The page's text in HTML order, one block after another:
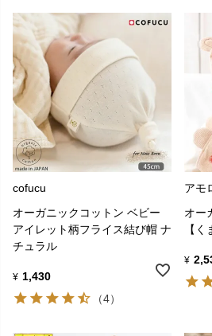
cofucu
オーガニックコットン ベビー
アイレット柄フライス結び帽 ナ
チュラル
¥ 1,430
（4）
アモ
オー
【
¥